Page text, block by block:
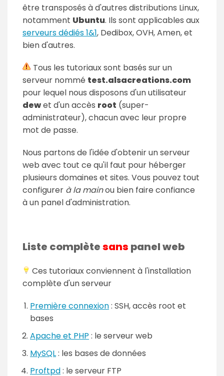
être transposés à d'autres distributions Linux,
notamment Ubuntu. Ils sont applicables aux
serveurs dédiés 1&1, Dedibox, OVH, Amen, et
bien d'autres.
Tous les tutoriaux sont basés sur un
serveur nommé test.alsacreations.com
pour lequel nous disposons d'un utilisateur
dewet d'un accès root (super-
administrateur), chacun avec leur propre
mot de passe.
Nous partons de l'idée d'obtenir un serveur
web avec tout ce qu'il faut pour héberger
plusieurs domaines et sites. Vous pouvez tout
configurer à la mainou bien faire confiance
à un panel d'administration.
Liste complètesans panel web
Ces tutoriaux conviennent à l'installation
complète d'un serveur
Première connexion: SSH, accès root et
bases
Apache et PHP : le serveur web
MySQL: les bases de données
Proftpd: le serveur FTP